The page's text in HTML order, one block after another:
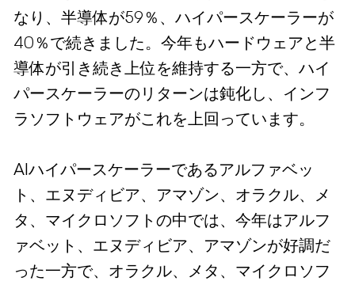
なり、半導体が59％、ハイパースケーラーが
40％で続きました。今年もハードウェアと半
導体が引き続き上位を維持する一方で、ハイ
パースケーラーのリターンは鈍化し、インフ
ラソフトウェアがこれを上回っています。
AIハイパースケーラーであるアルファベッ
ト、エヌディビア、アマゾン、オラクル、メ
タ、マイクロソフトの中では、今年はアルフ
ァベット、エヌディビア、アマゾンが好調だ
った一方で、オラクル、メタ、マイクロソフ